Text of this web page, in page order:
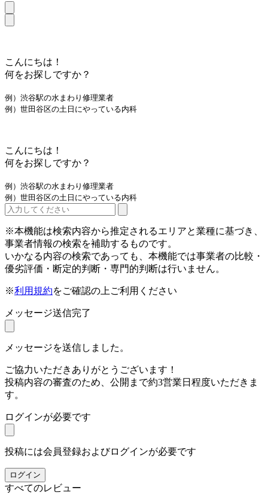
こんにちは！
何をお探しですか？
例）渋谷駅の水まわり修理業者
例）世田谷区の土日にやっている内科
こんにちは！
何をお探しですか？
例）渋谷駅の水まわり修理業者
例）世田谷区の土日にやっている内科
※本機能は検索内容から推定されるエリアと業種に基づき、
事業者情報の検索を補助するものです。
いかなる内容の検索であっても、本機能では事業者の比較・
優劣評価・断定的判断・専門的判断は行いません。
※利用規約をご確認の上ご利用ください
メッセージ送信完了
メッセージを送信しました。
ご協力いただきありがとうございます！
投稿内容の審査のため、公開まで約3営業日程度いただきま
す。
ログインが必要です
投稿には会員登録およびログインが必要です
ログイン
すべてのレビュー